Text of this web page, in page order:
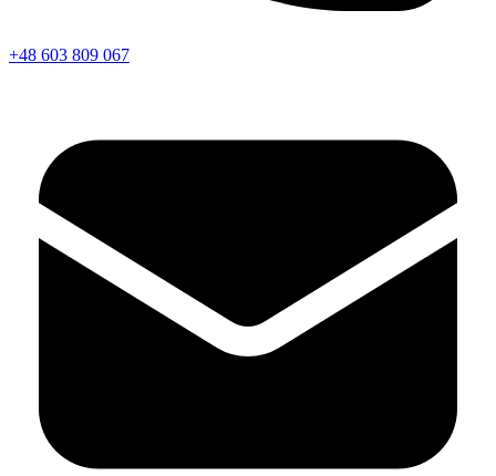
+48 603 809 067